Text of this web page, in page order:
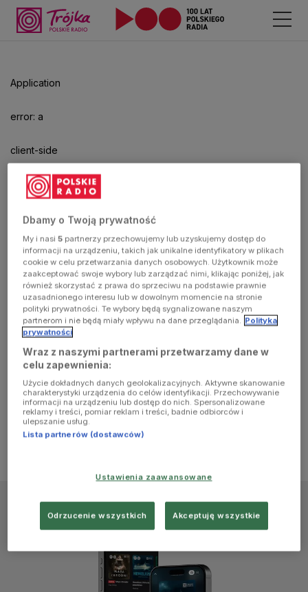
Application
error: a
client-side
exception
has
occurred
(see the
browser
console for
more
information)
aby
odtwarzać.
Dbamy o Twoją prywatność
My i nasi5 partnerzy przechowujemy lub uzyskujemy dostęp do
informacji na urządzeniu, takich jak unikalne identyfikatory w plikach
cookie w celu przetwarzania danych osobowych. Użytkownik może
zaakceptować swoje wybory lub zarządzać nimi, klikając poniżej, jak
również skorzystać z prawa do sprzeciwu na podstawie prawnie
uzasadnionego interesu lub w dowolnym momencie na stronie
polityki prywatności. Te wybory będą sygnalizowane naszym
partnerom i nie będą miały wpływu na dane przeglądania. Polityka
prywatności
Wraz z naszymi partnerami przetwarzamy dane w
celu zapewnienia:
Użycie dokładnych danych geolokalizacyjnych. Aktywne skanowanie
charakterystyki urządzenia do celów identyfikacji. Przechowywanie
informacji na urządzeniu lub dostęp do nich. Spersonalizowane
reklamy i treści, pomiar reklam i treści, badnie odbiorców i
ulepszanie usług.
Lista partnerów (dostawców)
Ustawienia zaawansowane
Odrzucenie wszystkich Akceptuję wszystkie